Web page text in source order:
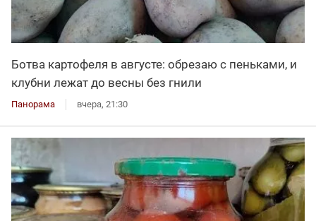
Ботва картофеля в августе: обрезаю с пеньками, и
клубни лежат до весны без гнили
Панорама вчера, 21:30